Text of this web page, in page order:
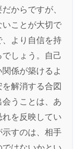
からですが、
ことが大切で
より自信を持
しょう。自己
係が築けるよ
解消する合図
うことは、あ
を反映してい
すのは、相手